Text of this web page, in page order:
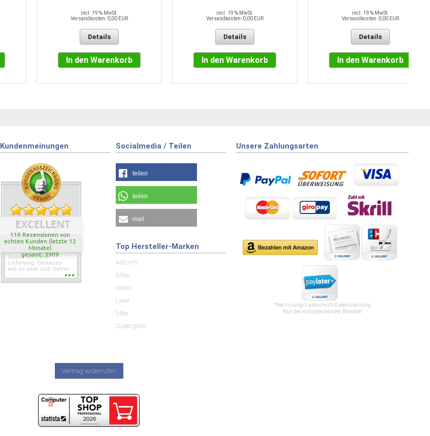
incl. 19 % MwSt.
Versandkosten: 0,00 EUR
Details
In den Warenkorb
incl. 19 % MwSt.
Versandkosten: 0,00 EUR
Details
In den Warenkorb
incl. 19 % MwSt.
Versandkosten: 0,00 EUR
Details
In den Warenkorb
Kundenmeinungen
EXCELLENT
119 Rezensionen von
echten Kunden (letzte 12
Monate)
gesamt: 3909
Super schnelle
Lieferung. Genauso
wie es sein soll! Gerne
wieder wenn ich was
Socialmedia / Teilen
teilen
teilen
mail
Unsere Zahlungsarten
*Rechnung/Lastschrift/Ratenzahlung
Nur bei entsprechender Bonität!
Top Hersteller-Marken
Allform
Atlas
Isover
Laier
Mea
Superglass
Vertrag widerrufen